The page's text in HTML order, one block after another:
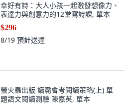
幸好有詩：大人小孩一起激發想像力、
表達力與創意力的12堂寫詩課, 單本
$296
8/19 預計送達
螢火蟲出版 讀霸會考閱讀策略(上) 單
題語文閱讀測驗 陳嘉英, 單本